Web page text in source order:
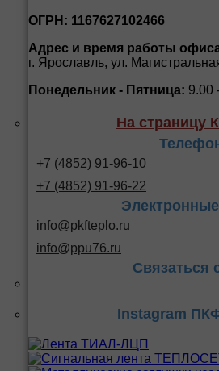
ОГРН: 1167627102466
Адрес и время работы
г. Ярославль, ул.
Понедельник - Пятница: 9.00
На страницу
+7 (4852) 91-96-10
+7 (4852) 91-96-22
info@pkfteplo.ru
info@ppu76.ru
Связаться
Instagram